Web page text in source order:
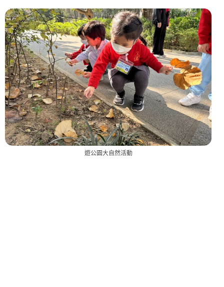
遊公園大自然活動